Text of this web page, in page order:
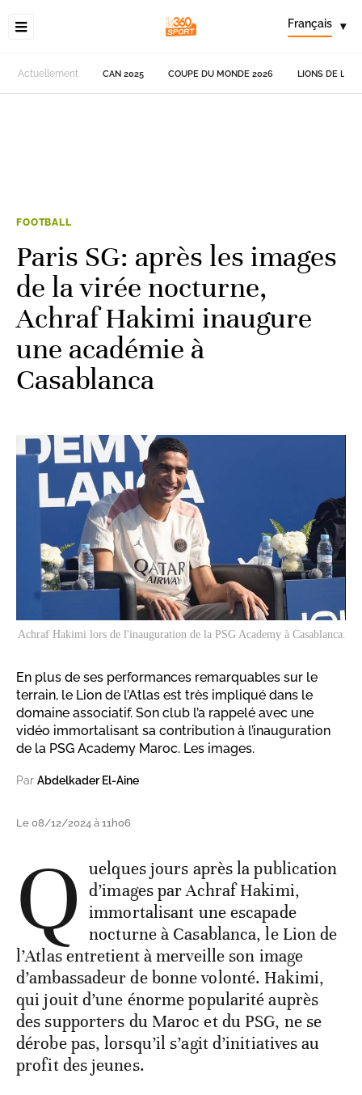
Français ▾
Actuellement CAN 2025 COUPE DU MONDE 2026 LIONS DE
FOOTBALL
Paris SG: après les images
de la virée nocturne,
Achraf Hakimi inaugure
une académie à
Casablanca
Achraf Hakimi lors de l'inauguration de la PSG Academy à Casablanca.
En plus de ses performances remarquables sur le
terrain, le Lion de l’Atlas est très impliqué dans le
domaine associatif. Son club l’a rappelé avec une
vidéo immortalisant sa contribution à l’inauguration
de la PSG Academy Maroc. Les images.
Par Abdelkader El-Aine
Le 08/12/2024 à 11h06
Q uelques jours après la publication
d’images par Achraf Hakimi,
immortalisant une escapade
nocturne à Casablanca, le Lion de
l’Atlas entretient à merveille son image
d’ambassadeur de bonne volonté. Hakimi,
qui jouit d’une énorme popularité auprès
des supporters du Maroc et du PSG, ne se
dérobe pas, lorsqu’il s’agit d’initiatives au
profit des jeunes.